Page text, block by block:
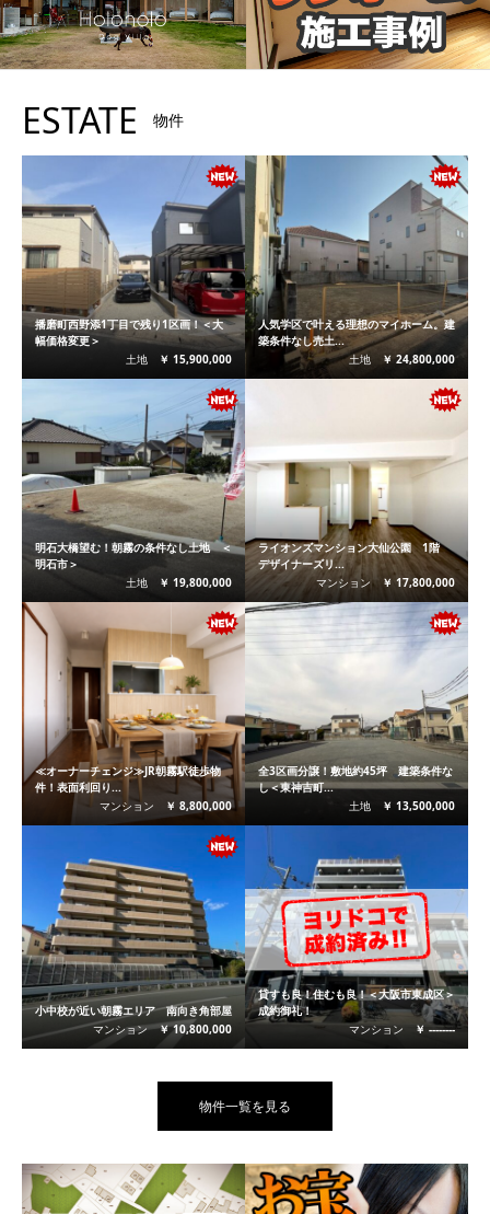
ESTATE 物件
播磨町西野添1丁目で残り1区画！＜大
幅価格変更＞
土地
￥ 15,900,000
人気学区で叶える理想のマイホーム。建
築条件なし売土...
土地
￥ 24,800,000
明石大橋望む！朝霧の条件なし土地 ＜
明石市＞
土地
￥ 19,800,000
ライオンズマンション大仙公園 1階
デザイナーズリ...
マンション
￥ 17,800,000
≪オーナーチェンジ≫JR朝霧駅徒歩物
件！表面利回り...
マンション
￥ 8,800,000
全3区画分譲！敷地約45坪 建築条件な
し＜東神吉町...
土地
￥ 13,500,000
小中校が近い朝霧エリア 南向き角部屋
マンション
￥ 10,800,000
貸すも良！住むも良！＜大阪市東成区＞
成約御礼！
マンション
￥ --------
物件一覧を見る